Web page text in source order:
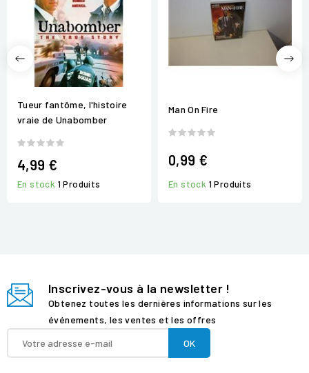
Tueur fantôme, l'histoire
vraie de Unabomber
4,99 €
En stock 1 Produits
Man On Fire
0,99 €
En stock 1 Produits
Inscrivez-vous à la newsletter !
Obtenez toutes les dernières informations sur les
événements, les ventes et les offres